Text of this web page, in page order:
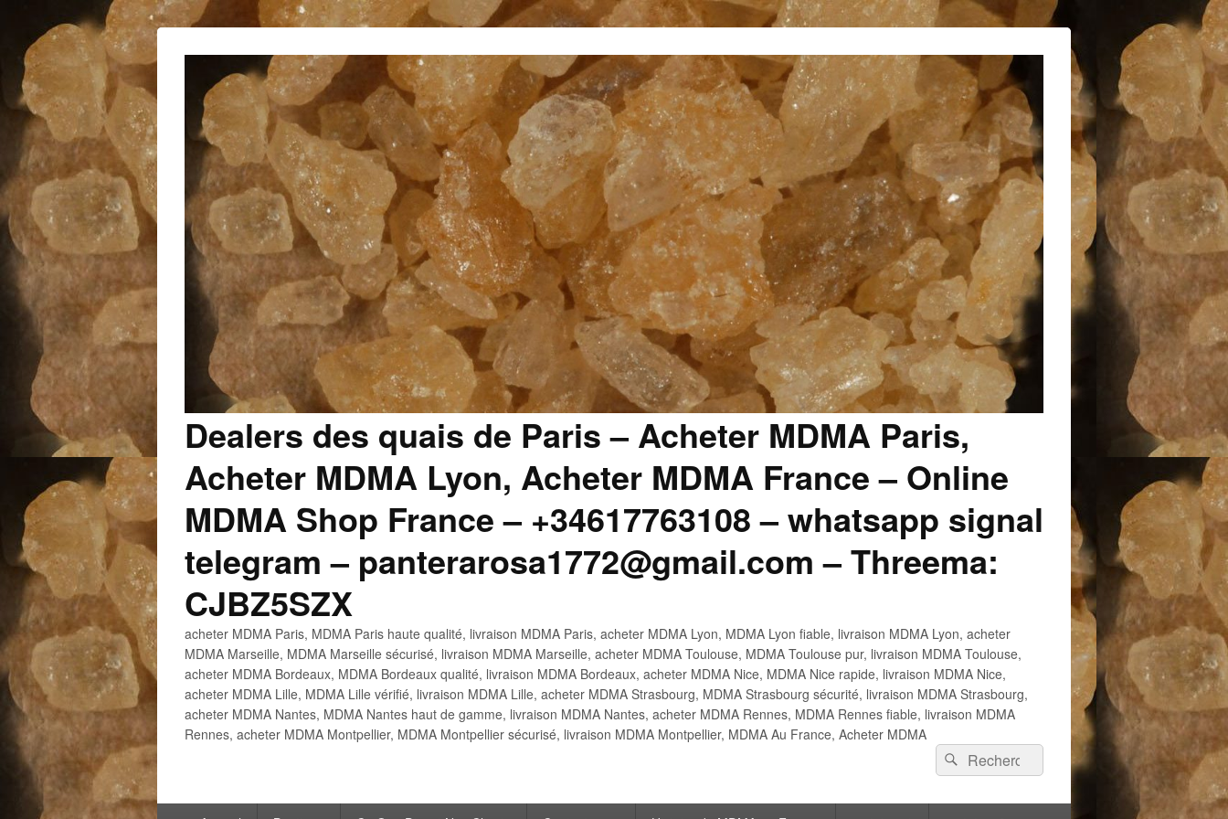
Dealers des quais de Paris – Acheter MDMA Paris,
Acheter MDMA Lyon, Acheter MDMA France – Online
MDMA Shop France – +34617763108 – whatsapp signal
telegram – panterarosa1772@gmail.com – Threema:
CJBZ5SZX
acheter MDMA Paris, MDMA Paris haute qualité, livraison MDMA Paris, acheter MDMA Lyon, MDMA Lyon fiable, livraison MDMA Lyon, acheter
MDMA Marseille, MDMA Marseille sécurisé, livraison MDMA Marseille, acheter MDMA Toulouse, MDMA Toulouse pur, livraison MDMA Toulouse,
acheter MDMA Bordeaux, MDMA Bordeaux qualité, livraison MDMA Bordeaux, acheter MDMA Nice, MDMA Nice rapide, livraison MDMA Nice,
acheter MDMA Lille, MDMA Lille vérifié, livraison MDMA Lille, acheter MDMA Strasbourg, MDMA Strasbourg sécurité, livraison MDMA Strasbourg,
acheter MDMA Nantes, MDMA Nantes haut de gamme, livraison MDMA Nantes, acheter MDMA Rennes, MDMA Rennes fiable, livraison MDMA
Rennes, acheter MDMA Montpellier, MDMA Montpellier sécurisé, livraison MDMA Montpellier, MDMA Au France, Acheter MDMA
Recherche :
Rechercher
Menu